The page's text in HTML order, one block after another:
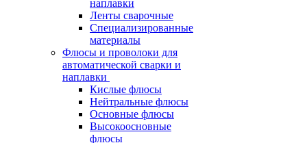
наплавки
Ленты сварочные
Специализированные
материалы
Флюсы и проволоки для
автоматической сварки и
наплавки
Кислые флюсы
Нейтральные флюсы
Основные флюсы
Высокоосновные
флюсы